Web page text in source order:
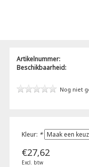
Artikelnummer:
Beschikbaarheid:
Nog niet
Kleur: *
€27,62
Excl. btw